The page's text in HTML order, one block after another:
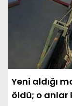
Yeni aldığı
öldü; o anlar